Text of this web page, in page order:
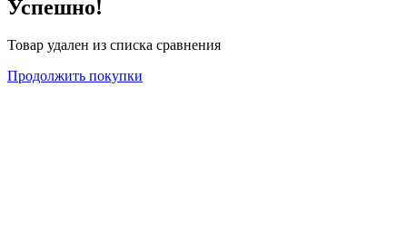
Успешно!
Товар удален из списка сравнения
Продолжить покупки